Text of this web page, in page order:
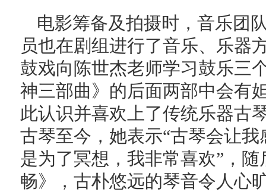
电影筹备及拍摄时，音乐团
员也在剧组进行了音乐、乐器
鼓戏向陈世杰老师学习鼓乐三
神三部曲》的后面两部中会有
此认识并喜欢上了传统乐器古
古琴至今，她表示“古琴会让
是为了冥想，我非常喜欢”，
畅》，古朴悠远的琴音令人心